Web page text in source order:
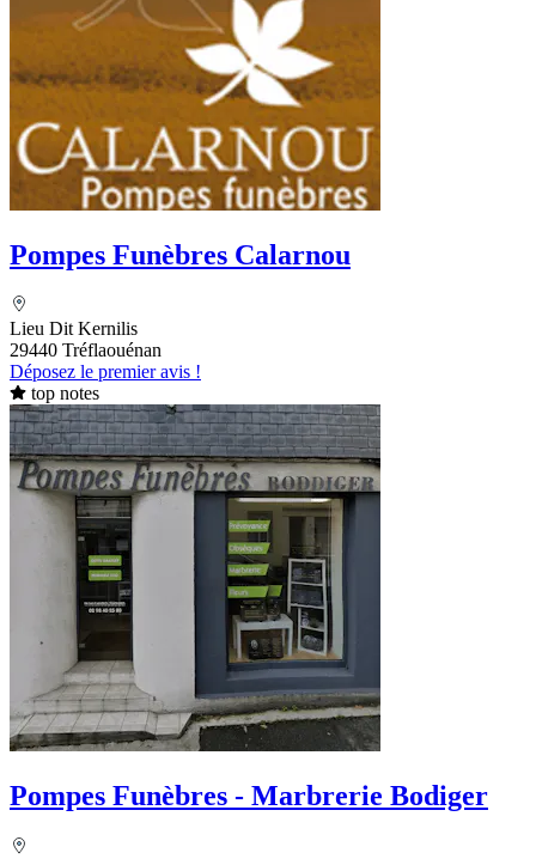
Pompes Funèbres Calarnou
Lieu Dit Kernilis
29440 Tréflaouénan
Déposez le premier avis !
top notes
Pompes Funèbres - Marbrerie Bodiger